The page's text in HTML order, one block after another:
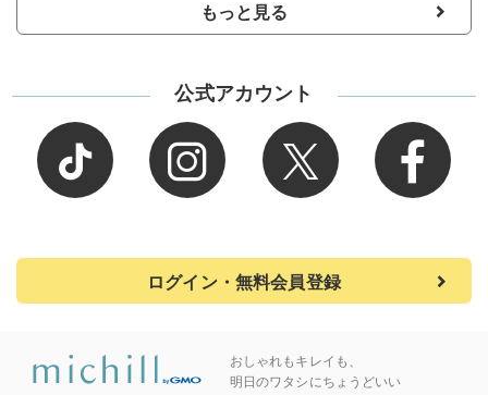
もっと見る
公式アカウント
ログイン・無料会員登録
おしゃれもキレイも、
明日のワタシにちょうどいい